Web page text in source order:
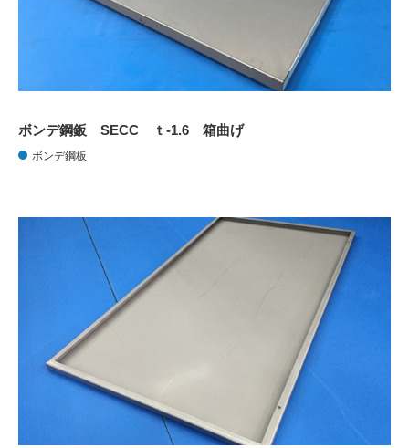
ボンデ鋼鈑 SECC ｔ-1.6 箱曲げ
ボンデ鋼板